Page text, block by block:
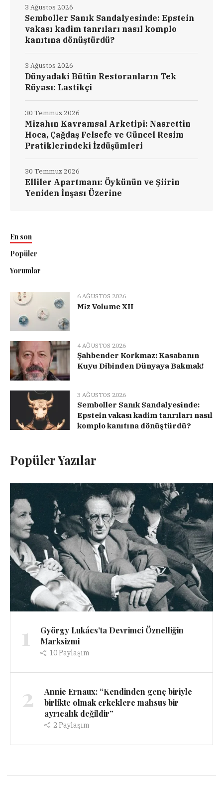
Semboller Sanık Sandalyesinde: Epstein
vakası kadim tanrıları nasıl komplo
kanıtına dönüştürdü?
3 Ağustos 2026
Dünyadaki Bütün Restoranların Tek
Rüyası: Lastikçi
3 Ağustos 2026
Mizahın Kavramsal Arketipi: Nasrettin
Hoca, Çağdaş Felsefe ve Güncel Resim
Pratiklerindeki İzdüşümleri
30 Temmuz 2026
Elliler Apartmanı: Öykünün ve Şiirin
Yeniden İnşası Üzerine
30 Temmuz 2026
En son
Popüler
Yorumlar
6 AĞUSTOS 2026
Miz Volume XII
4 AĞUSTOS 2026
Şahbender Korkmaz: Kasabanın
Kuyu Dibinden Dünyaya Bakmak!
3 AĞUSTOS 2026
Semboller Sanık Sandalyesinde:
Epstein vakası kadim tanrıları nasıl
komplo kanıtına dönüştürdü?
Popüler Yazılar
1
György Lukács’ta Devrimci Öznelliğin
Marksizmi
10Paylaşım
2
Annie Ernaux: “Kendinden genç biriyle
birlikte olmak erkeklere mahsus bir
ayrıcalık değildir”
2 Paylaşım